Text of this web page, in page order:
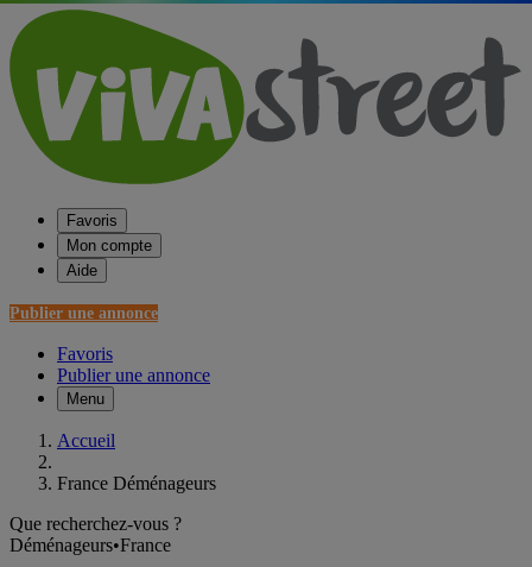
Favoris
Mon compte
Aide
Publier une annonce
Favoris
Publier une annonce
Menu
Accueil
France Déménageurs
Que recherchez-vous ?
Déménageurs•France